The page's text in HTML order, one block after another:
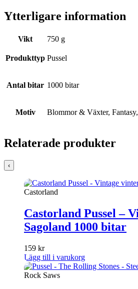
Ytterligare information
Vikt 750 g
Produkttyp Pussel
Antal bitar 1000 bitar
Motiv Blommor & Växter,
Relaterade produkter
‹
Castorland
Castorland Pussel –
Sagoland 1000 bitar
159 kr
Lägg till i varukorg
Rock Saws